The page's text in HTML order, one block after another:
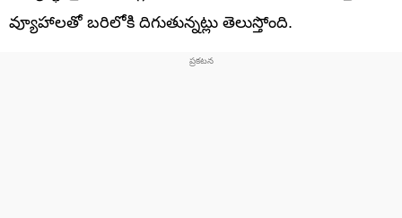
వ్యూహాలతో బరిలోకి దిగుతున్నట్లు తెలుస్తోంది.